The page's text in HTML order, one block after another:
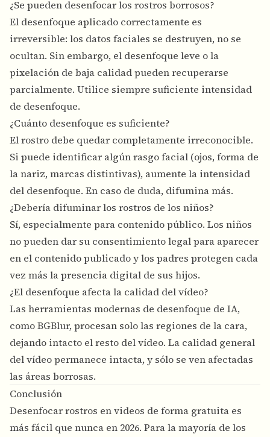
¿Se pueden desenfocar los rostros borrosos?
El desenfoque aplicado correctamente es
irreversible: los datos faciales se destruyen, no se
ocultan. Sin embargo, el desenfoque leve o la
pixelación de baja calidad pueden recuperarse
parcialmente. Utilice siempre suficiente intensidad
de desenfoque.
¿Cuánto desenfoque es suficiente?
El rostro debe quedar completamente irreconocible.
Si puede identificar algún rasgo facial (ojos, forma de
la nariz, marcas distintivas), aumente la intensidad
del desenfoque. En caso de duda, difumina más.
¿Debería difuminar los rostros de los niños?
Sí, especialmente para contenido público. Los niños
no pueden dar su consentimiento legal para aparecer
en el contenido publicado y los padres protegen cada
vez más la presencia digital de sus hijos.
¿El desenfoque afecta la calidad del vídeo?
Las herramientas modernas de desenfoque de IA,
como BGBlur, procesan solo las regiones de la cara,
dejando intacto el resto del vídeo. La calidad general
del vídeo permanece intacta, y sólo se ven afectadas
las áreas borrosas.
Conclusión
Desenfocar rostros en videos de forma gratuita es
más fácil que nunca en 2026. Para la mayoría de los